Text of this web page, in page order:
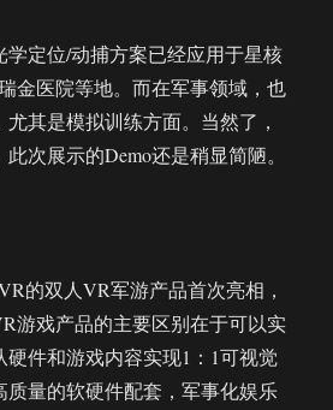
学定位/动捕方案已经应用于星核
金医院等地。而在军事领域，也
其是模拟训练方面。当然了，
次展示的Demo还是稍显简陋。
的双人VR军游产品首次亮相，
游戏产品的主要区别在于可以实
件和游戏内容实现1：1可视觉
质量的软硬件配套，军事化娱乐